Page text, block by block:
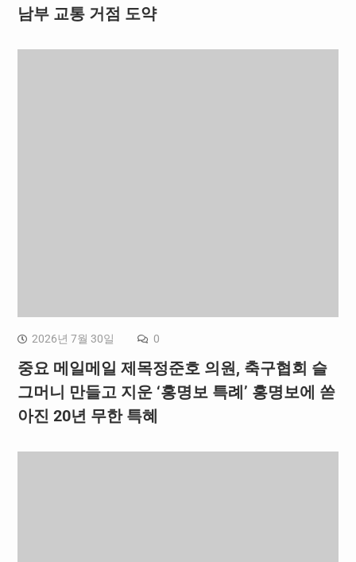
남부 교통 거점 도약
2026년 7월 30일 0
중요 메일메일 제목정준호 의원, 축구협회 슬
그머니 만들고 지운 ‘홍명보 특례’ 홍명보에 쏟
아진 20년 무한 특혜